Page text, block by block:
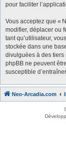
pour faciliter
Vous acceptez que «
modifier, déplacer ou
tant qu’utilisateur,
stockée dans une
divulguées à des tiers
phpBB ne peuvent
susceptible
Neo-Arcadia.com